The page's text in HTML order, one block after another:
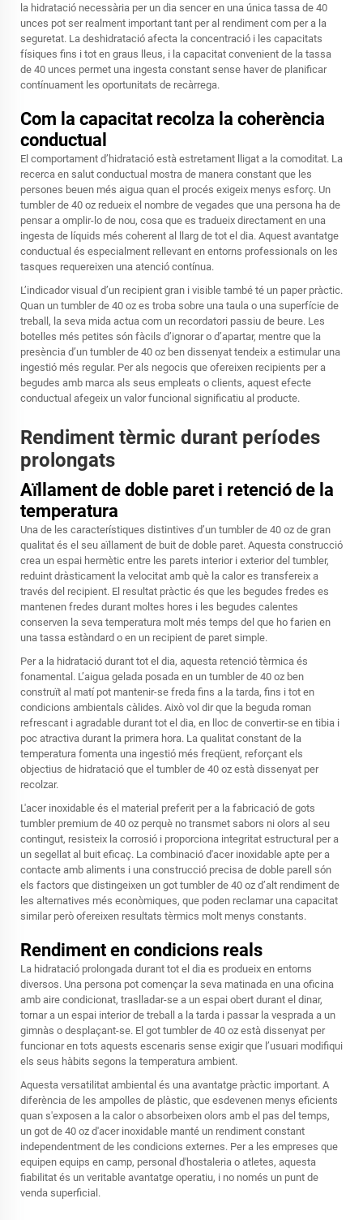
la hidratació necessària per un dia sencer en una única tassa de 40
unces pot ser realment important tant per al rendiment com per a la
seguretat. La deshidratació afecta la concentració i les capacitats
físiques fins i tot en graus lleus, i la capacitat convenient de la tassa
de 40 unces permet una ingesta constant sense haver de planificar
contínuament les oportunitats de recàrrega.
Com la capacitat recolza la coherència
conductual
El comportament d’hidratació està estretament lligat a la comoditat. La
recerca en salut conductual mostra de manera constant que les
persones beuen més aigua quan el procés exigeix menys esforç. Un
tumbler de 40 oz redueix el nombre de vegades que una persona ha de
pensar a omplir-lo de nou, cosa que es tradueix directament en una
ingesta de líquids més coherent al llarg de tot el dia. Aquest avantatge
conductual és especialment rellevant en entorns professionals on les
tasques requereixen una atenció contínua.
L’indicador visual d’un recipient gran i visible també té un paper pràctic.
Quan un tumbler de 40 oz es troba sobre una taula o una superfície de
treball, la seva mida actua com un recordatori passiu de beure. Les
botelles més petites són fàcils d’ignorar o d’apartar, mentre que la
presència d’un tumbler de 40 oz ben dissenyat tendeix a estimular una
ingestió més regular. Per als negocis que ofereixen recipients per a
begudes amb marca als seus empleats o clients, aquest efecte
conductual afegeix un valor funcional significatiu al producte.
Rendiment tèrmic durant períodes
prolongats
Aïllament de doble paret i retenció de la
temperatura
Una de les característiques distintives d’un tumbler de 40 oz de gran
qualitat és el seu aïllament de buit de doble paret. Aquesta construcció
crea un espai hermètic entre les parets interior i exterior del tumbler,
reduint dràsticament la velocitat amb què la calor es transfereix a
través del recipient. El resultat pràctic és que les begudes fredes es
mantenen fredes durant moltes hores i les begudes calentes
conserven la seva temperatura molt més temps del que ho farien en
una tassa estàndard o en un recipient de paret simple.
Per a la hidratació durant tot el dia, aquesta retenció tèrmica és
fonamental. L’aigua gelada posada en un tumbler de 40 oz ben
construït al matí pot mantenir-se freda fins a la tarda, fins i tot en
condicions ambientals càlides. Això vol dir que la beguda roman
refrescant i agradable durant tot el dia, en lloc de convertir-se en tibia i
poc atractiva durant la primera hora. La qualitat constant de la
temperatura fomenta una ingestió més freqüent, reforçant els
objectius de hidratació que el tumbler de 40 oz està dissenyat per
recolzar.
L'acer inoxidable és el material preferit per a la fabricació de gots
tumbler premium de 40 oz perquè no transmet sabors ni olors al seu
contingut, resisteix la corrosió i proporciona integritat estructural per a
un segellat al buit eficaç. La combinació d'acer inoxidable apte per a
contacte amb aliments i una construcció precisa de doble parell són
els factors que distingeixen un got tumbler de 40 oz d’alt rendiment de
les alternatives més econòmiques, que poden reclamar una capacitat
similar però ofereixen resultats tèrmics molt menys constants.
Rendiment en condicions reals
La hidratació prolongada durant tot el dia es produeix en entorns
diversos. Una persona pot començar la seva matinada en una oficina
amb aire condicionat, traslladar-se a un espai obert durant el dinar,
tornar a un espai interior de treball a la tarda i passar la vesprada a un
gimnàs o desplaçant-se. El got tumbler de 40 oz està dissenyat per
funcionar en tots aquests escenaris sense exigir que l’usuari modifiqui
els seus hàbits segons la temperatura ambient.
Aquesta versatilitat ambiental és una avantatge pràctic important. A
diferència de les ampolles de plàstic, que esdevenen menys eficients
quan s'exposen a la calor o absorbeixen olors amb el pas del temps,
un got de 40 oz d'acer inoxidable manté un rendiment constant
independentment de les condicions externes. Per a les empreses que
equipen equips en camp, personal d'hostaleria o atletes, aquesta
fiabilitat és un veritable avantatge operatiu, i no només un punt de
venda superficial.